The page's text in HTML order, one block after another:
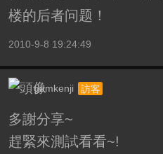
楼的后者问题！
2010-9-8 19:24:49
gamkenji 訪客
多謝分享~
趕緊來測試看看~!